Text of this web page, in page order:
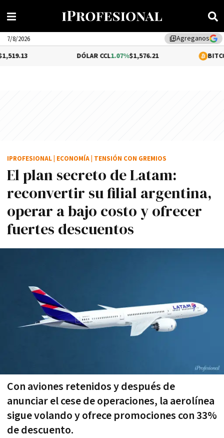
library_addAgreganos
7/8/2026
1.07%$1,576.21 0.29%
El plan secreto de Latam:
reconvertir su filial argentina,
operar a bajo costo y ofrecer
fuertes descuentos
Con aviones retenidos y después de
anunciar el cese de operaciones, la aerolínea
sigue volando y ofrece promociones con 33%
de descuento.
IPROFESIONAL ECONOMÍA TENSIÓN CON GREMIOS